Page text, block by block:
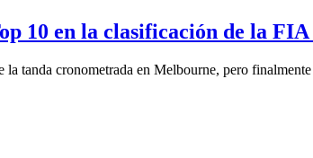
10 en la clasificación de la
la tanda cronometrada en Melbourne, pero